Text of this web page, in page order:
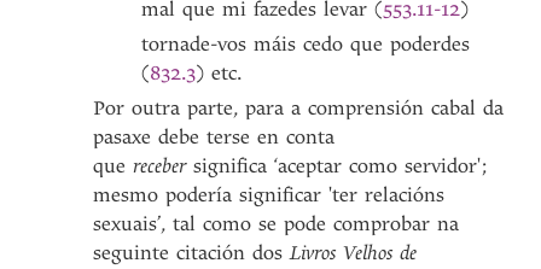
mal que mi fazedes levar (553.11-12)
tornade-vos máis cedo que poderdes
(832.3) etc.
Por outra parte, para a comprensión cabal da
pasaxe debe terse en conta
querecebersignifica ‘aceptar como servidor';
mesmo podería significar 'ter relacións
sexuais’, tal como se pode comprobar na
seguinte citación dosLivros Velhos de